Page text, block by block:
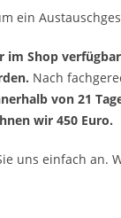
ein
Shop
Nach
von 21
wir 450 Euro.
uns einfach an.